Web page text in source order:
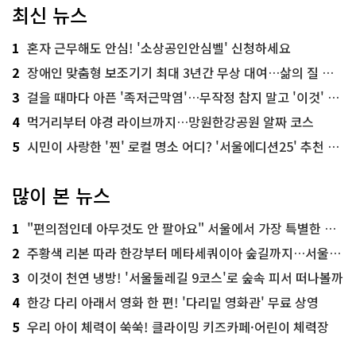
최신 뉴스
1 혼자 근무해도 안심! '소상공인안심벨' 신청하세요
2 장애인 맞춤형 보조기기 최대 3년간 무상 대여…삶의 질 높인다
3 걸을 때마다 아픈 '족저근막염'…무작정 참지 말고 '이것' 해보세요!
4 먹거리부터 야경 라이브까지…망원한강공원 알짜 코스
5 시민이 사랑한 '찐' 로컬 명소 어디? '서울에디션25' 추천 코스
많이 본 뉴스
1 "편의점인데 아무것도 안 팔아요" 서울에서 가장 특별한 편의점의 정체
2 주황색 리본 따라 한강부터 메타세쿼이아 숲길까지…서울둘레길 15코스
3 이것이 천연 냉방! '서울둘레길 9코스'로 숲속 피서 떠나볼까
4 한강 다리 아래서 영화 한 편! '다리밑 영화관' 무료 상영
5 우리 아이 체력이 쑥쑥! 클라이밍 키즈카페·어린이 체력장